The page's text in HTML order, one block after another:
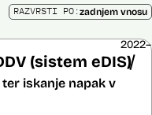
RAZVRSTI PO:zadnjem vnosu
(sistem eDIS)
iskanje napak v
2022–